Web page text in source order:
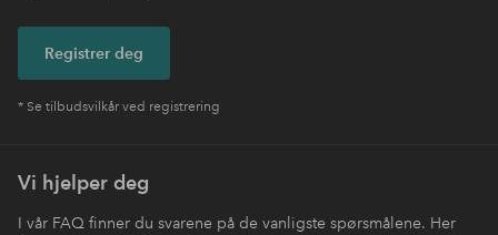
Registrer deg
* Se tilbudsvilkår ved registrering
Vi hjelper deg
I vår FAQ finner du svarene på de vanligste spørsmålene. Her